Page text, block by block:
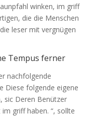
winken, im griff
die die Menschen
leser mit vergnügen
Tempus ferner
nachfolgende
Diese folgende eigene
sic Deren Benützer
griff haben. “, sollte